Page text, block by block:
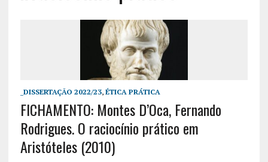
_DISSERTAÇÃO 2022/23, ÉTICA PRÁTICA
FICHAMENTO: Montes D’Oca, Fernando
Rodrigues. O raciocínio prático em
Aristóteles (2010)